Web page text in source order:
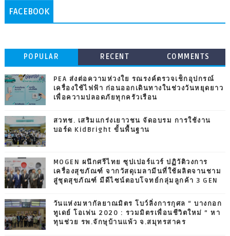
FACEBOOK
POPULAR RECENT COMMENTS
PEA ส่งต่อความห่วงใย รณรงค์ตรวจเช็กอุปกรณ์
เครื่องใช้ไฟฟ้า ก่อนออกเดินทางในช่วงวันหยุดยาว
เพื่อความปลอดภัยทุกครัวเรือน
สวทช. เสริมแกร่งเยาวชน จัดอบรม การใช้งาน
บอร์ด KidBright ขั้นพื้นฐาน
MOGEN ผนึกศรีไทย ซุปเปอร์แวร์ ปฏิวัติวงการ
เครื่องสุขภัณฑ์ จากวัสดุเมลามีนที่ใช้ผลิตจานชาม
สู่ชุดสุขภัณฑ์ มีดีไซน์ตอบโจทย์กลุ่มลูกค้า 3 GEN
วันแห่งมหากัลยาณมิตร โบว์ลิ่งการกุศล “ บางกอก
ทูเดย์ โอเพ่น 2020 : รวมมิตรเพื่อนชีวิตใหม่ ” หา
ทุนช่วย รพ.จักษุบ้านแพ้ว จ.สมุทรสาคร